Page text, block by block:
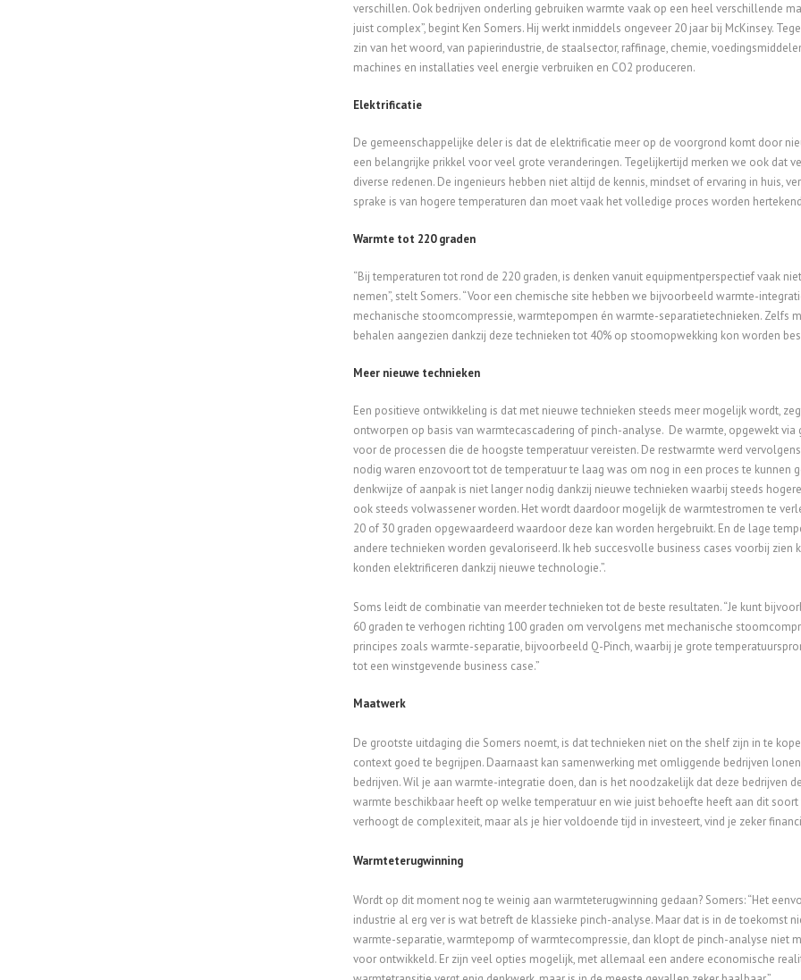
verschillen. Ook bedrijven onderling gebruiken warmte vaak op een heel verschillende
juist complex”, begint Ken Somers. Hij werkt inmiddels ongeveer 20 jaar bij McKinsey.
zin van het woord, van papierindustrie, de staalsector, raffinage, chemie,
machines en installaties veel energie verbruiken en CO2 produceren.
Elektrificatie
De gemeenschappelijke deler is dat de elektrificatie meer op de voorgrond komt door
een belangrijke prikkel voor veel grote veranderingen. Tegelijkertijd merken we ook dat
diverse redenen. De ingenieurs hebben niet altijd de kennis, mindset of ervaring in huis,
sprake is van hogere temperaturen dan moet vaak het volledige proces worden
Warmte tot 220 graden
“Bij temperaturen tot rond de 220 graden, is denken vanuit equipmentperspectief vaak
nemen”, stelt Somers. “Voor een chemische site hebben we bijvoorbeeld warmte-
mechanische stoomcompressie, warmtepompen én warmte-separatietechnieken. Zelfs
behalen aangezien dankzij deze technieken tot 40% op stoomopwekking kon worden
Meer nieuwe technieken
Een positieve ontwikkeling is dat met nieuwe technieken steeds meer mogelijk wordt,
ontworpen op basis van warmtecascadering of pinch-analyse. De warmte, opgewekt
voor de processen die de hoogste temperatuur vereisten. De restwarmte werd
nodig waren enzovoort tot de temperatuur te laag was om nog in een proces te kunnen
denkwijze of aanpak is niet langer nodig dankzij nieuwe technieken waarbij steeds
ook steeds volwassener worden. Het wordt daardoor mogelijk de warmtestromen te
20 of 30 graden opgewaardeerd waardoor deze kan worden hergebruikt. En de lage
andere technieken worden gevaloriseerd. Ik heb succesvolle business cases voorbij
konden elektrificeren dankzij nieuwe technologie.”.
Soms leidt de combinatie van meerder technieken tot de beste resultaten. “Je kunt
60 graden te verhogen richting 100 graden om vervolgens met mechanische
principes zoals warmte-separatie, bijvoorbeeld Q-Pinch, waarbij je grote
tot een winstgevende business case.”
Maatwerk
De grootste uitdaging die Somers noemt, is dat technieken niet on the shelf zijn in te
context goed te begrijpen. Daarnaast kan samenwerking met omliggende bedrijven
bedrijven. Wil je aan warmte-integratie doen, dan is het noodzakelijk dat deze bedrijven
warmte beschikbaar heeft op welke temperatuur en wie juist behoefte heeft aan dit
verhoogt de complexiteit, maar als je hier voldoende tijd in investeert, vind je zeker
Warmteterugwinning
Wordt op dit moment nog te weinig aan warmteterugwinning gedaan? Somers: “Het
industrie al erg ver is wat betreft de klassieke pinch-analyse. Maar dat is in de toekomst
warmte-separatie, warmtepomp of warmtecompressie, dan klopt de pinch-analyse niet
voor ontwikkeld. Er zijn veel opties mogelijk, met allemaal een andere economische